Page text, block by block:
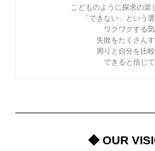
プライバシーポリシー
こどものように探求の楽
「できない」という
ワクワクする
失敗をたくさん
周りと自分を比
できると信じ
◆ OUR